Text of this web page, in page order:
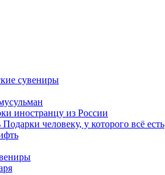
сувениры
иностранцу из России
Подарки человеку, у которого всё есть